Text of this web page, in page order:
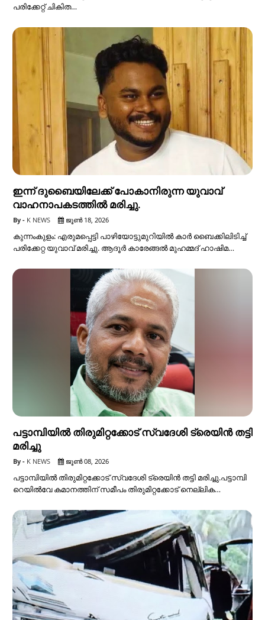
പരിക്കേറ്റ് ചികിത…
ഇന്ന് ദുബൈയിലേക്ക് പോകാനിരുന്ന യുവാവ്
വാഹനാപകടത്തിൽ മരിച്ചു.
K NEWS ജൂൺ 18, 2026
കുന്നംകുളം: എരുമപ്പെട്ടി പാഴിയോട്ടുമുറിയിൽ കാർ ബൈക്കിലിടിച്ച്
പരിക്കേറ്റ യുവാവ് മരിച്ചു. ആദൂർ കാരേങ്ങൽ മുഹമ്മദ് ഹാഷിമ…
പട്ടാമ്പിയിൽ തിരുമിറ്റക്കോട് സ്വദേശി ട്രെയിൻ തട്ടി
മരിച്ചു
K NEWS ജൂൺ 08, 2026
പട്ടാമ്പിയിൽ തിരുമിറ്റക്കോട് സ്വദേശി ട്രെയിൻ തട്ടി മരിച്ചു.പട്ടാമ്പി
റെയിൽവേ കമാനത്തിന് സമീപം തിരുമിറ്റക്കോട് നെല്ലിക…